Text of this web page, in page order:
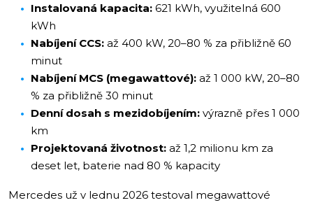
Instalovaná kapacita: 621 kWh, využitelná 600
kWh
Nabíjení CCS: až 400 kW, 20–80 % za přibližně 60
minut
Nabíjení MCS (megawattové): až 1 000 kW, 20–80
% za přibližně 30 minut
Denní dosah s mezidobíjením: výrazně přes 1 000
km
Projektovaná životnost: až 1,2 milionu km za
deset let, baterie nad 80 % kapacity
Mercedes už v lednu 2026 testoval megawattové